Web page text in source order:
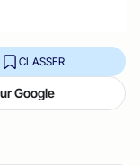
CLASSER
Google